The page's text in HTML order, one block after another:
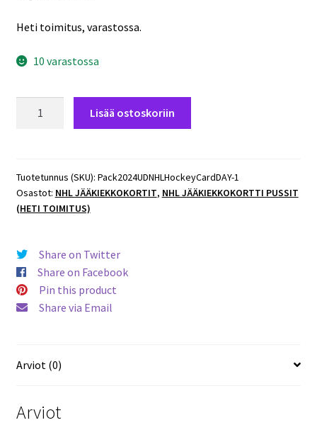
Heti toimitus, varastossa.
10 varastossa
Card
DAY
Special
(UUTUUS)
määrä
Lisää ostoskoriin
Tuotetunnus (SKU): Pack2024UDNHLHockeyCardDAY-1
Osastot: NHL JÄÄKIEKKOKORTIT, NHL JÄÄKIEKKOKORTTI PUSSIT
(HETI TOIMITUS)
Share on Twitter
Share on Facebook
Pin this product
Share via Email
Arviot (0)
Arviot